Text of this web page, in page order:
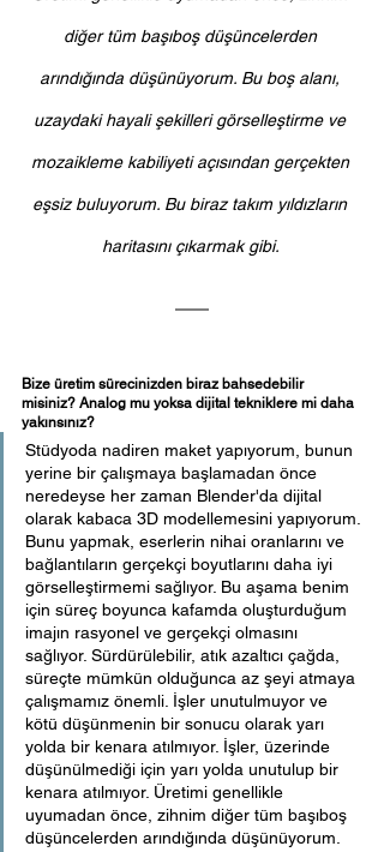
diğer tüm başıboş düşüncelerden
arındığında düşünüyorum. Bu boş alanı,
uzaydaki hayali şekilleri görselleştirme ve
mozaikleme kabiliyeti açısından gerçekten
eşsiz buluyorum. Bu biraz takım yıldızların
haritasını çıkarmak gibi.
Bize üretim sürecinizden biraz bahsedebilir
misiniz? Analog mu yoksa dijital tekniklere mi daha
yakınsınız?
Stüdyoda nadiren maket yapıyorum, bunun
yerine bir çalışmaya başlamadan önce
neredeyse her zaman Blender'da dijital
olarak kabaca 3D modellemesini yapıyorum.
Bunu yapmak, eserlerin nihai oranlarını ve
bağlantıların gerçekçi boyutlarını daha iyi
görselleştirmemi sağlıyor. Bu aşama benim
için süreç boyunca kafamda oluşturduğum
imajın rasyonel ve gerçekçi olmasını
sağlıyor. Sürdürülebilir, atık azaltıcı çağda,
süreçte mümkün olduğunca az şeyi atmaya
çalışmamız önemli. İşler unutulmuyor ve
kötü düşünmenin bir sonucu olarak yarı
yolda bir kenara atılmıyor. İşler, üzerinde
düşünülmediği için yarı yolda unutulup bir
kenara atılmıyor. Üretimi genellikle
uyumadan önce, zihnim diğer tüm başıboş
düşüncelerden arındığında düşünüyorum.